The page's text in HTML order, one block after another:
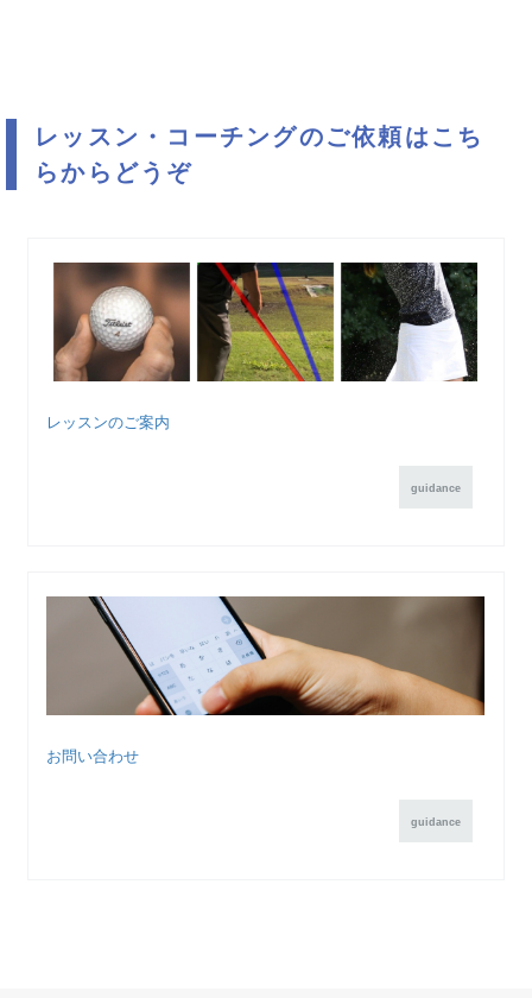
レッスン・コーチングのご依頼はこち
らからどうぞ
レッスンのご案内
guidance
お問い合わせ
guidance